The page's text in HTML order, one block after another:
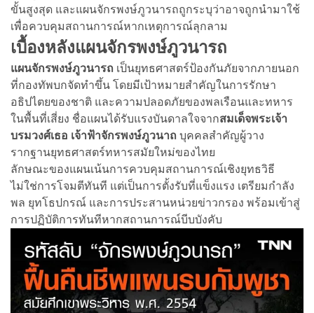
ขั้นสูงสุด และแผนจักรพงษ์ภูวนารถถูกระบุว่าอาจถูกนำมาใช้
เพื่อควบคุมสถานการณ์หากเหตุการณ์ลุกลาม
เบื้องหลังแผนจักรพงษ์ภูวนารถ
แผนจักรพงษ์ภูวนารถ เป็นยุทธศาสตร์ป้องกันภัยจากภายนอก
ที่กองทัพบกจัดทำขึ้น โดยมีเป้าหมายสำคัญในการรักษา
อธิปไตยของชาติ และความปลอดภัยของพลเรือนและทหาร
ในพื้นที่เสี่ยง ชื่อแผนได้รับแรงบันดาลใจจากสมเด็จพระเจ้า
บรมวงศ์เธอ เจ้าฟ้าจักรพงษ์ภูวนาถ บุคคลสำคัญผู้วาง
รากฐานยุทธศาสตร์ทหารสมัยใหม่ของไทย
ลักษณะของแผนเน้นการควบคุมสถานการณ์เชิงยุทธวิธี
ไม่ใช่การโจมตีทันที แต่เป็นการตั้งรับที่แข็งแรง เตรียมกำลัง
พล ยุทโธปกรณ์ และการประสานหน่วยข่าวกรอง พร้อมเข้าสู่
การปฏิบัติการทันทีหากสถานการณ์บีบบังคับ